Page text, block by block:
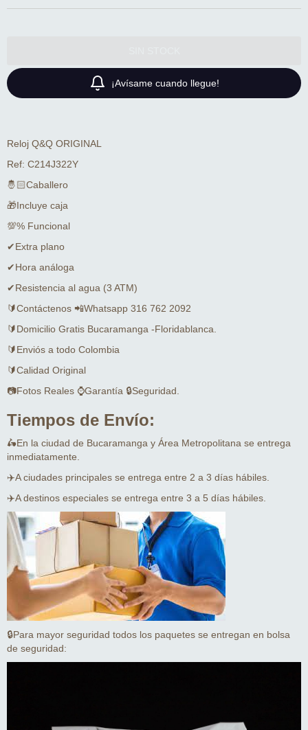
¡Avísame cuando llegue!
Reloj Q&Q ORIGINAL
Ref: C214J322Y
🤴🏻Caballero
🎁Incluye caja
💯% Funcional
✔Extra plano
✔Hora análoga
✔Resistencia al agua (3 ATM)
🔰Contáctenos 📲Whatsapp 316 762 2092
🔰Domicilio Gratis Bucaramanga -Floridablanca.
🔰Enviós a todo Colombia
🔰Calidad Original
📷Fotos Reales ⌚Garantía 🔒Seguridad.
Tiempos de Envío:
🛵En la ciudad de Bucaramanga y Área Metropolitana se entrega
inmediatamente.
✈️A ciudades principales se entrega entre 2 a 3 días hábiles.
✈️A destinos especiales se entrega entre 3 a 5 días hábiles.
🔒Para mayor seguridad todos los paquetes se entregan en bolsa
de seguridad: